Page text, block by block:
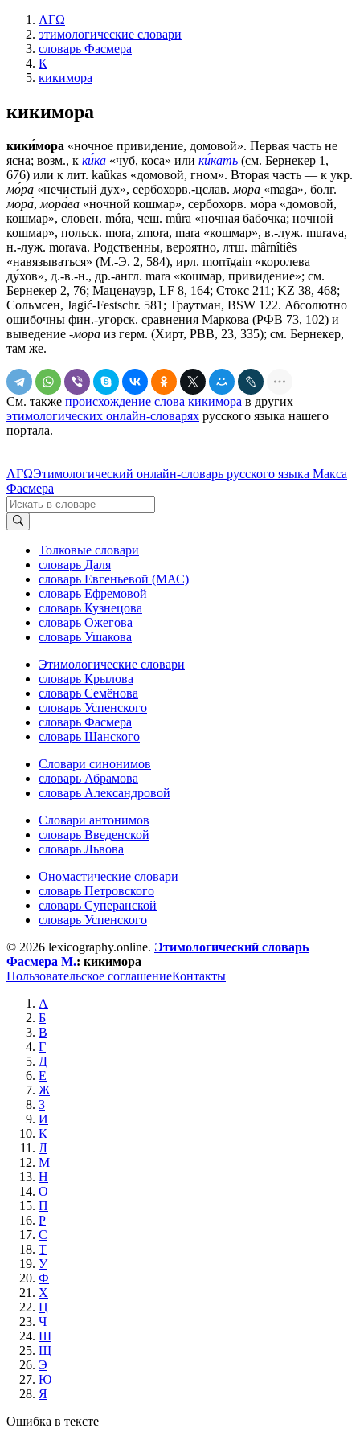
ΛΓΩ
этимологические словари
словарь Фасмера
К
кикимора
кикимора
кики́мора «ночное привидение, домовой». Первая часть не
ясна; возм., к ки́ка «чуб, коса» или ки́кать (см. Бернекер 1,
676) или к лит. kaũkas «домовой, гном». Вторая часть — к укр.
мо́ра «нечистый дух», сербохорв.-цслав. мора «mаgа», болг.
мора́, мора́ва «ночной кошмар», сербохорв. мо̀ра «домовой,
кошмар», словен. móra, чеш. můrа «ночная бабочка; ночной
кошмар», польск. mоrа, zmora, mara «кошмар», в.-луж. murava,
н.-луж. mоrаvа. Родственны, вероятно, лтш. mârnîtiês
«навязываться» (М.-Э. 2, 584), ирл. morrīgain «королева
ду́хов», д.-в.-н., др.-англ. mara «кошмар, привидение»; см.
Бернекер 2, 76; Маценауэр, LF 8, 164; Стокс 211; KZ 38, 468;
Сольмсен, Jagić-Festschr. 581; Траутман, ВSW 122. Абсолютно
ошибочны фин.-угорск. сравнения Маркова (РФВ 73, 102) и
выведение -мора из герм. (Хирт, РВВ, 23, 335); см. Бернекер,
там же.
См. также происхождение слова кикимора в других
этимологических онлайн-словарях русского языка нашего
портала.
ΛΓΩЭтимологический онлайн-словарь русского языка Макса
Фасмера
Толковые словари
словарь Даля
словарь Евгеньевой (МАС)
словарь Ефремовой
словарь Кузнецова
словарь Ожегова
словарь Ушакова
Этимологические словари
словарь Крылова
словарь Семёнова
словарь Успенского
словарь Фасмера
словарь Шанского
Словари синонимов
словарь Абрамова
словарь Александровой
Словари антонимов
словарь Введенской
словарь Львова
Ономастические словари
словарь Петровского
словарь Суперанской
словарь Успенского
© 2026 lexicography.online. Этимологический словарь
Фасмера М.: кикимора
Пользовательское соглашениеКонтакты
А
Б
В
Г
Д
Е
Ж
З
И
К
Л
М
Н
О
П
Р
С
Т
У
Ф
Х
Ц
Ч
Ш
Щ
Э
Ю
Я
Ошибка в тексте